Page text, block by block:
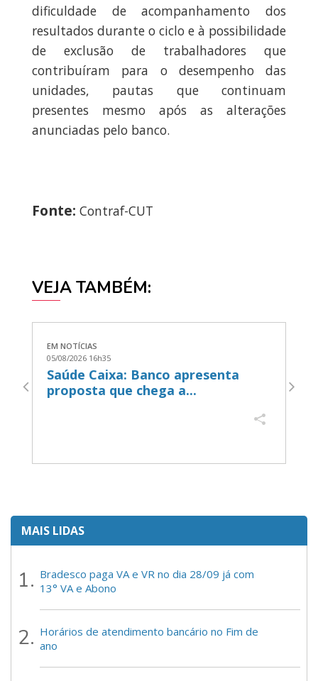
dificuldade de acompanhamento dos
resultados durante o ciclo e à possibilidade
de exclusão de trabalhadores que
contribuíram para o desempenho das
unidades, pautas que continuam
presentes mesmo após as alterações
anunciadas pelo banco.
Fonte: Contraf-CUT
VEJA TAMBÉM:
EM NOTÍCIAS
05/08/2026 16h35
Saúde Caixa: Banco apresenta
proposta que chega a...
MAIS LIDAS
Bradesco paga VA e VR no dia 28/09 já com
13° VA e Abono
Horários de atendimento bancário no Fim de
ano